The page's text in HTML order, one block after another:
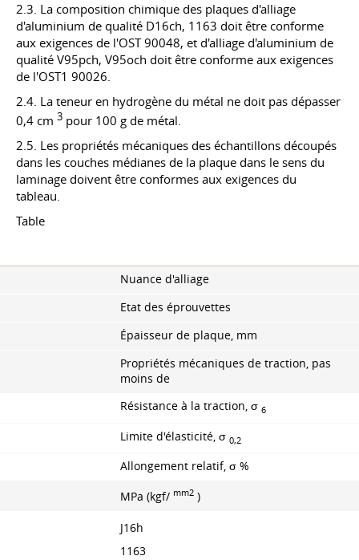
2.3. La composition chimique des plaques d'alliage
d'aluminium de qualité D16ch, 1163 doit être conforme
aux exigences de l'OST 90048, et d'alliage d'aluminium de
qualité V95pch, V95och doit être conforme aux exigences
de l'OST1 90026.
2.4. La teneur en hydrogène du métal ne doit pas dépasser
0,4 cm 3 pour 100 g de métal.
2.5. Les propriétés mécaniques des échantillons découpés
dans les couches médianes de la plaque dans le sens du
laminage doivent être conformes aux exigences du
tableau.
Table
Nuance d'alliage
Etat des éprouvettes
Épaisseur de plaque, mm
Propriétés mécaniques de traction, pas
moins de
Résistance à la traction, σ 6
Limite d'élasticité, σ 0,2
Allongement relatif, σ %
MPa (kgf/ mm2 )
J16h
1163